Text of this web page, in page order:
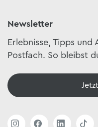
Newsletter
Erlebnisse, Tipps
Postfach. So bleibst